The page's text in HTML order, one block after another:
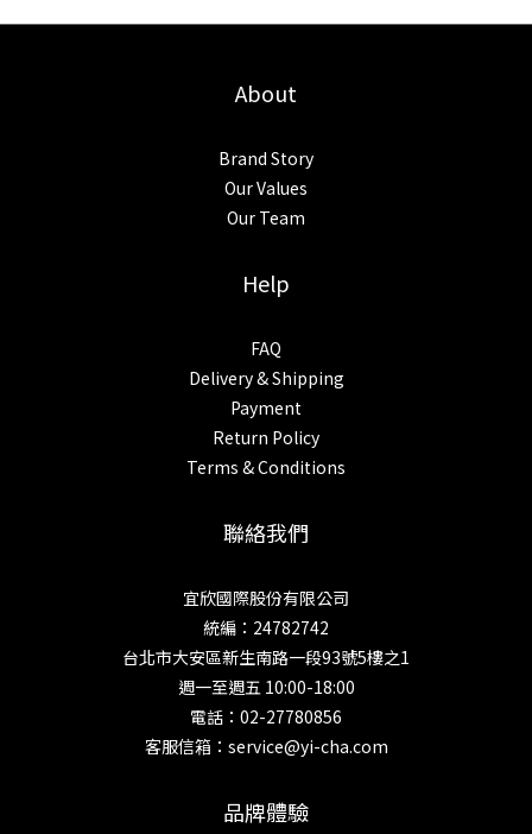
About
Brand Story
Our Values
Our Team
Help
FAQ
Delivery & Shipping
Payment
Return Policy
Terms & Conditions
聯絡我們
宜欣國際股份有限公司
統編：24782742
台北市大安區新生南路一段93號5樓之1
週一至週五 10:00-18:00
電話：02-27780856
客服信箱：service@yi-cha.com
品牌體驗